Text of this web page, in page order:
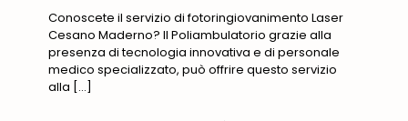
Conoscete il servizio di fotoringiovanimento Laser
Cesano Maderno? Il Poliambulatorio grazie alla
presenza di tecnologia innovativa e di personale
medico specializzato, può offrire questo servizio
alla […]